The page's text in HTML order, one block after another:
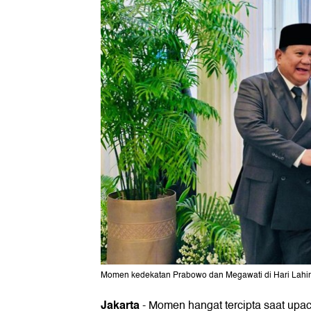
Momen kedekatan Prabowo dan Megawati di Hari
Jakarta-Momen hangat tercipta saat